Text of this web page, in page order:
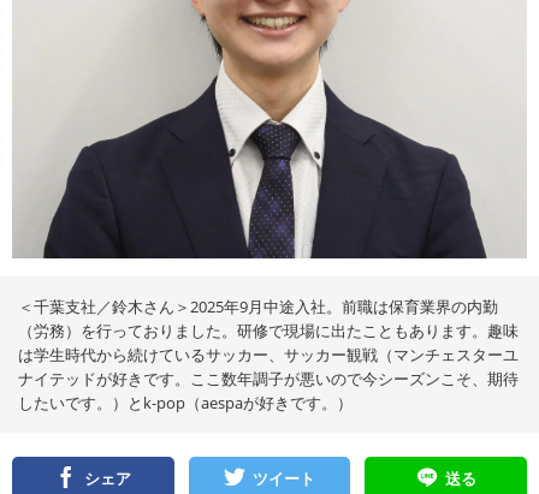
＜千葉支社／鈴木さん＞2025年9月中途入社。前職は保育業界の内勤
（労務）を行っておりました。研修で現場に出たこともあります。趣味
は学生時代から続けているサッカー、サッカー観戦（マンチェスターユ
ナイテッドが好きです。ここ数年調子が悪いので今シーズンこそ、期待
したいです。）とk-pop（aespaが好きです。）
シェア ツイート 送る